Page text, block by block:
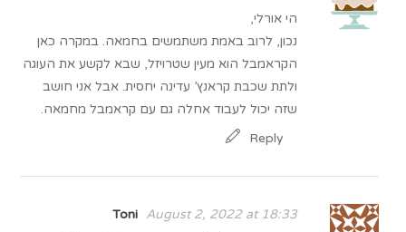
הי אורלי,
נכון, לרוב באמת משתמשים בחמאה. במקרה כאן
הקראמבל הוא מעין שטרויזל, שבא לקשע את העוגה
ולתת שכבת קראנץ’ עדינה יחסית. אבל אני חושב
שזה יכול לעבוד אחלה גם עם קראמבל מחמאה.
Reply
Toni
August 2, 2022 at 18:33